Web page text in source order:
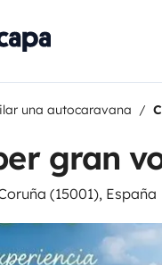
una autocaravana
gran
(15001), España